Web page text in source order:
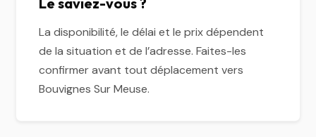
La disponibilité, le délai et le prix dépendent
de la situation et de l’adresse. Faites-les
confirmer avant tout déplacement vers
Bouvignes Sur Meuse.